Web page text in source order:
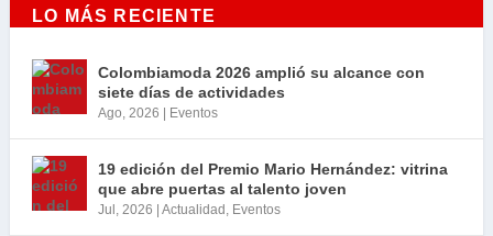
LO MÁS RECIENTE
Colombiamoda 2026 amplió su alcance con
siete días de actividades
Ago, 2026 Eventos
19 edición del Premio Mario Hernández: vitrina
que abre puertas al talento joven
Jul, 2026 Actualidad , Eventos